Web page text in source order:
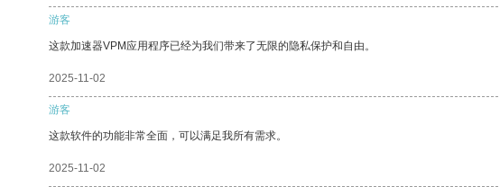
游客
这款加速器VPM应用程序已经为我们带来了无限的隐私保护和自由。
2025-11-02
游客
这款软件的功能非常全面，可以满足我所有需求。
2025-11-02